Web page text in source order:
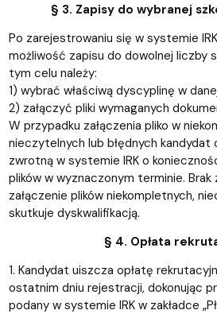
§ 3. Zapisy do wybranej
Po zarejestrowaniu się w systemie
możliwość zapisu do dowolnej liczby
tym celu należy:
1) wybrać właściwą dyscyplinę w
2) załączyć pliki wymaganych
W przypadku załączenia pliko w
nieczytelnych lub błędnych
zwrotną w systemie IRK o
plików w wyznaczonym terminie. Brak
załączenie plików niekompletnych,
skutkuje dyskwalifikacją.
§ 4. Opłata
1. Kandydat uiszcza opłatę
ostatnim dniu rejestracji, dokonując
podany w systemie IRK w zakładce